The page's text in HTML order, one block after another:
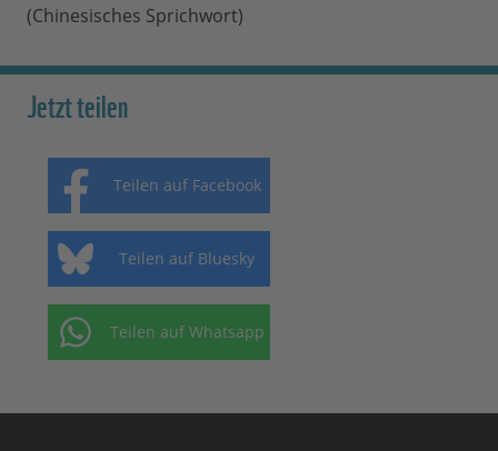
(Chinesisches Sprichwort)
Jetzt teilen
Teilen auf Facebook
Teilen auf Bluesky
Teilen auf Whatsapp